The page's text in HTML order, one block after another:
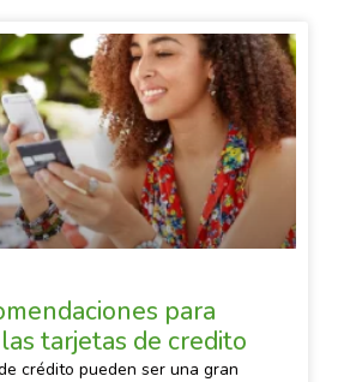
SACANDO CUENTAS
para
tarjetas de credito
crédito pueden ser una gran